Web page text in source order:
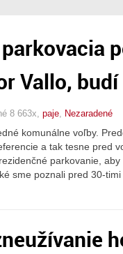
Vallo,
8 663x, paje Nezaradené
komunálne voľby.
a tak tesne pred
parkovanie,
sme poznali pred 30-